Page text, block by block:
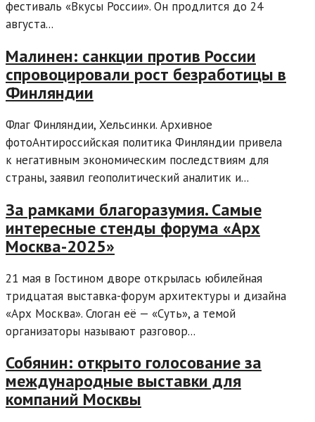
фестиваль «Вкусы России». Он продлится до 24
августа...
Малинен: санкции против России
спровоцировали рост безработицы в
Финляндии
Флаг Финляндии, Хельсинки. Архивное
фотоАнтироссийская политика Финляндии привела
к негативным экономическим последствиям для
страны, заявил геополитический аналитик и...
За рамками благоразумия. Самые
интересные стенды форума «Арх
Москва-2025»
21 мая в Гостином дворе открылась юбилейная
тридцатая выставка-форум архитектуры и дизайна
«Арх Москва». Слоган её — «Суть», а темой
организаторы называют разговор...
Собянин: открыто голосование за
международные выставки для
компаний Москвы